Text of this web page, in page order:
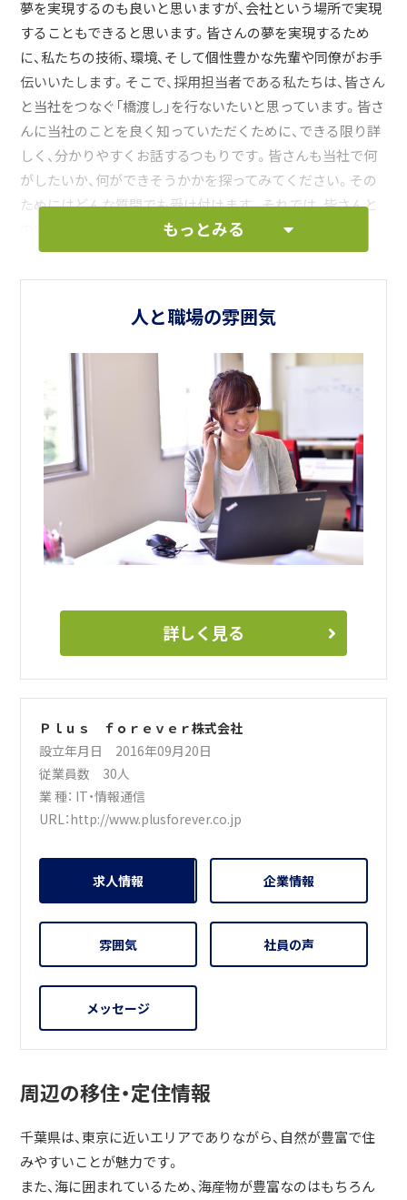
夢を実現するのも良いと思いますが、会社という場所で実現
することもできると思います。皆さんの夢を実現するため
に、私たちの技術、環境、そして個性豊かな先輩や同僚がお手
伝いいたします。そこで、採用担当者である私たちは、皆さん
と当社をつなぐ「橋渡し」を行ないたいと思っています。皆さ
んに当社のことを良く知っていただくために、できる限り詳
しく、分かりやすくお話するつもりです。皆さんも当社で何
がしたいか、何ができそうかかを探ってみてください。その
ためにはどんな質問でも受け付けます。それでは、皆さんと
の出会いを楽しみにしています。
もっとみる
人と職場の雰囲気
詳しく見る
Ｐｌｕｓ ｆｏｒｅｖｅｒ株式会社
設立年月日 2016年09月20日
従業員数 30人
業 種： IT・情報通信
URL：http://www.plusforever.co.jp
求人情報 企業情報
雰囲気 社員の声
メッセージ
周辺の移住・定住情報
千葉県は、東京に近いエリアでありながら、自然が豊富で住
みやすいことが魅力です。
また、海に囲まれているため、海産物が豊富なのはもちろん